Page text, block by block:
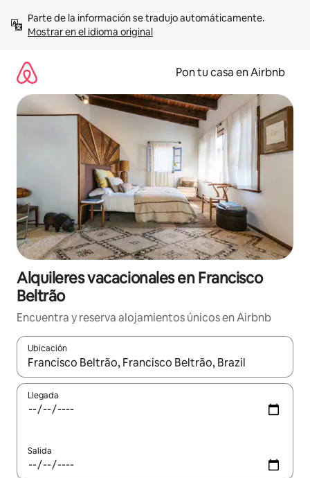
contenidoMostrar en el idioma original
Pon tu casa en Airbnb
Alquileres vacacionales en Francisco
Beltrão
Encuentra y reserva alojamientos únicos en Airbnb
Ubicación
Cuando los resultados estén disponibles, navega con las
Llegada
Salida